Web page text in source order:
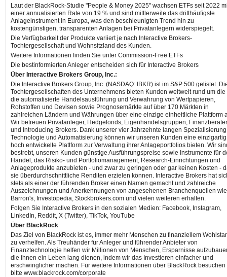
Laut der BlackRock-Studie "People & Money 2025" wachsen ETFs seit 2022
einer annualisierten Rate von 19 % und sind mittlerweile das dritthäufigste
Anlageinstrument in Europa, was den beschleunigten Trend hin zu
kostengünstigen, transparenten Anlagen bei Privatanlegern widerspiegelt.
Die Verfügbarkeit der Produkte variiert je nach Interactive Brokers-
Tochtergesellschaft und Wohnsitzland des Kunden.
Weitere Informationen finden Sie unter Commission-Free ETFs
Die bestinformierten Anleger entscheiden sich für Interactive Brokers
Über Interactive Brokers Group, Inc.:
Die Interactive Brokers Group, Inc. (NASDAQ: IBKR) ist im S&P 500 gelistet.
Tochtergesellschaften des Unternehmens bieten Kunden weltweit rund um die
die automatisierte Handelsausführung und Verwahrung von Wertpapieren,
Rohstoffen und Devisen sowie Prognosemärkte auf über 170 Märkten in
zahlreichen Ländern und Währungen über eine einzige einheitliche Plattform
Wir betreuen Privatanleger, Hedgefonds, Eigenhandelsgruppen, Finanzberater
und Introducing Brokers. Dank unserer vier Jahrzehnte langen
Technologie und Automatisierung können wir unseren Kunden eine einzigartig
hoch entwickelte Plattform zur Verwaltung ihrer Anlageportfolios bieten. Wir
bestrebt, unseren Kunden günstige Ausführungspreise sowie Instrumente für
Handel, das Risiko- und Portfoliomanagement, Research-Einrichtungen und
Anlageprodukte anzubieten - und zwar zu geringen oder gar keinen Kosten -
sie überdurchschnittliche Renditen erzielen können. Interactive Brokers hat
stets als einer der führenden Broker einen Namen gemacht und zahlreiche
Auszeichnungen und Anerkennungen von angesehenen Branchenquellen wie
Barron's, Investopedia, Stockbrokers.com und vielen weiteren erhalten.
Folgen Sie Interactive Brokers in den sozialen Medien: Facebook, Instagram,
LinkedIn, Reddit, X (Twitter), TikTok, YouTube
Über BlackRock
Das Ziel von BlackRock ist es, immer mehr Menschen zu finanziellem
zu verhelfen. Als Treuhänder für Anleger und führender Anbieter von
Finanztechnologie helfen wir Millionen von Menschen, Ersparnisse
die ihnen ein Leben lang dienen, indem wir das Investieren einfacher und
erschwinglicher machen. Für weitere Informationen über BlackRock besuchen
bitte www.blackrock.com/corporate